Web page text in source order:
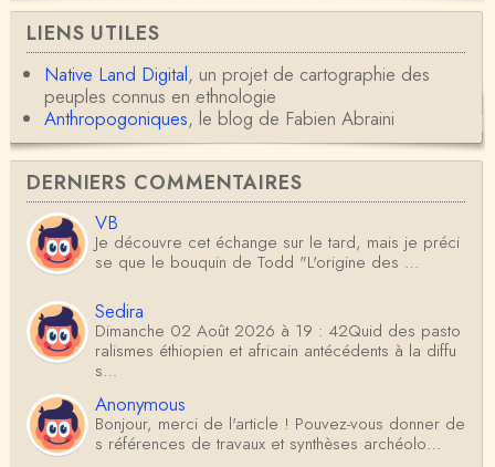
LIENS UTILES
Native Land Digital, un projet de cartographie des
peuples connus en ethnologie
Anthropogoniques, le blog de Fabien Abraini
DERNIERS COMMENTAIRES
VB
Je découvre cet échange sur le tard, mais je préci
se que le bouquin de Todd "L'origine des …
Sedira
Dimanche 02 Août 2026 à 19 : 42Quid des pasto
ralismes éthiopien et africain antécédents à la diffu
s…
Anonymous
Bonjour, merci de l'article ! Pouvez-vous donner de
s références de travaux et synthèses archéolo…